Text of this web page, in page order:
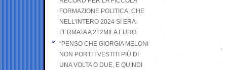
FORMAZIONE POLITICA, CHE
NELL’INTERO 2024 SI ERA
FERMATA A 212MILA EURO
“PENSO CHE GIORGIA MELONI
NON PORTI I VESTITI PIÙ DI
UNA VOLTA O DUE, E QUINDI